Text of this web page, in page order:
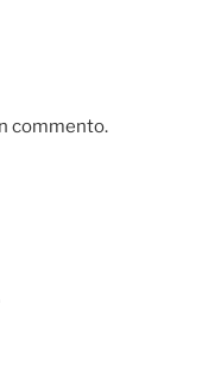
commento.